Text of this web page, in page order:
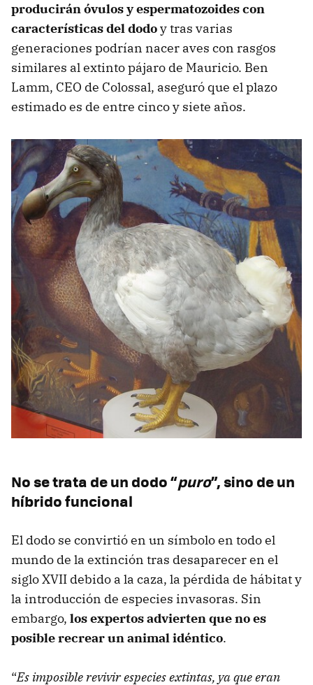
producirán óvulos y espermatozoides con
características del dodoy tras varias
generaciones podrían nacer aves con rasgos
similares al extinto pájaro de Mauricio. Ben
Lamm, CEO de Colossal, aseguró que el plazo
estimado es de entre cinco y siete años.
No se trata de un dodo “puro”, sino de un
híbrido funcional
El dodo se convirtió en un símbolo en todo el
mundo de la extinción tras desaparecer en el
siglo XVII debido a la caza, la pérdida de hábitat y
la introducción de especies invasoras. Sin
embargo, los expertos advierten que no es
posible recrear un animal idéntico.
“Es imposible revivir especies extintas, ya que eran